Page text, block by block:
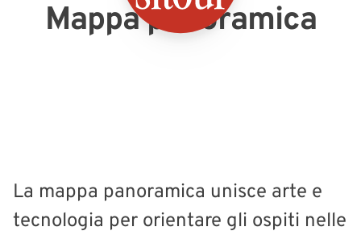
Mappa panoramica
La mappa panoramica unisce arte e
tecnologia per orientare gli ospiti nelle